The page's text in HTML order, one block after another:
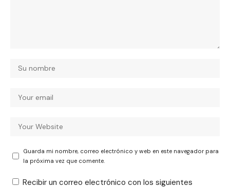
Guarda mi nombre, correo electrónico y web en este navegador para
la próxima vez que comente.
Recibir un correo electrónico con los siguientes